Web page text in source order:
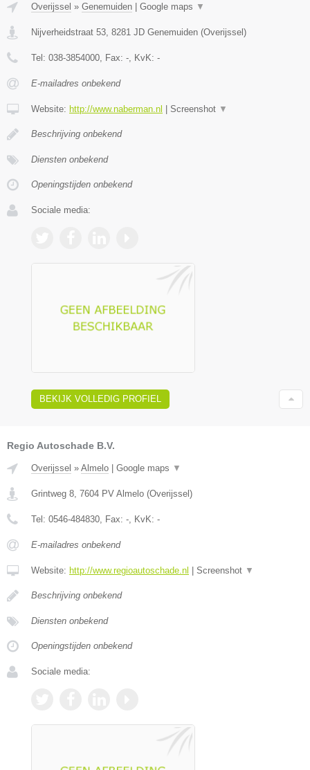
Overijssel » Genemuiden Google maps ▼
Nijverheidstraat 53 8281 JD Genemuiden (Overijssel )
Tel: 038-3854000 , Fax: - , KvK: -
E-mailadres onbekend
Website: http://www.naberman.nl Screenshot ▼
Beschrijving onbekend
Diensten onbekend
Openingstijden onbekend
Sociale media:
BEKIJK VOLLEDIG PROFIEL
Regio Autoschade B.V.
Overijssel » Almelo | Google maps ▼
Grintweg 8 7604 PV Almelo (Overijssel)
Tel: 0546-484830 , Fax: - , KvK: -
E-mailadres onbekend
Website: http://www.regioautoschade.nl | Screenshot ▼
Beschrijving onbekend
Diensten onbekend
Openingstijden onbekend
Sociale media: